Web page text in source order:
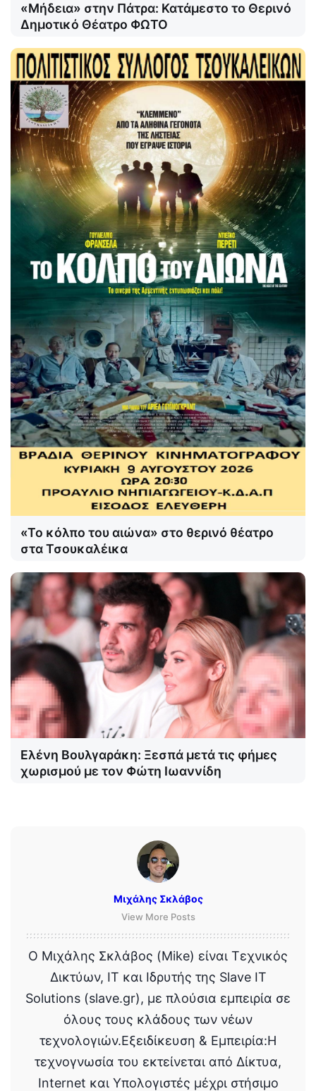
«Μήδεια» στην Πάτρα: Κατάμεστο το Θερινό
Δημοτικό Θέατρο ΦΩΤΟ
«Το κόλπο του αιώνα» στο θερινό θέατρο
στα Τσουκαλέικα
Ελένη Βουλγαράκη: Ξεσπά μετά τις φήμες
χωρισμού με τον Φώτη Ιωαννίδη
Μιχάλης Σκλάβος
View More Posts
Ο Μιχάλης Σκλάβος (Mike) είναι Τεχνικός
Δικτύων, IT και Ιδρυτής της Slave IT
Solutions (slave.gr), με πλούσια εμπειρία σε
όλους τους κλάδους των νέων
τεχνολογιών.Εξειδίκευση & Εμπειρία:Η
τεχνογνωσία του εκτείνεται από Δίκτυα,
Internet και Υπολογιστές μέχρι στήσιμο